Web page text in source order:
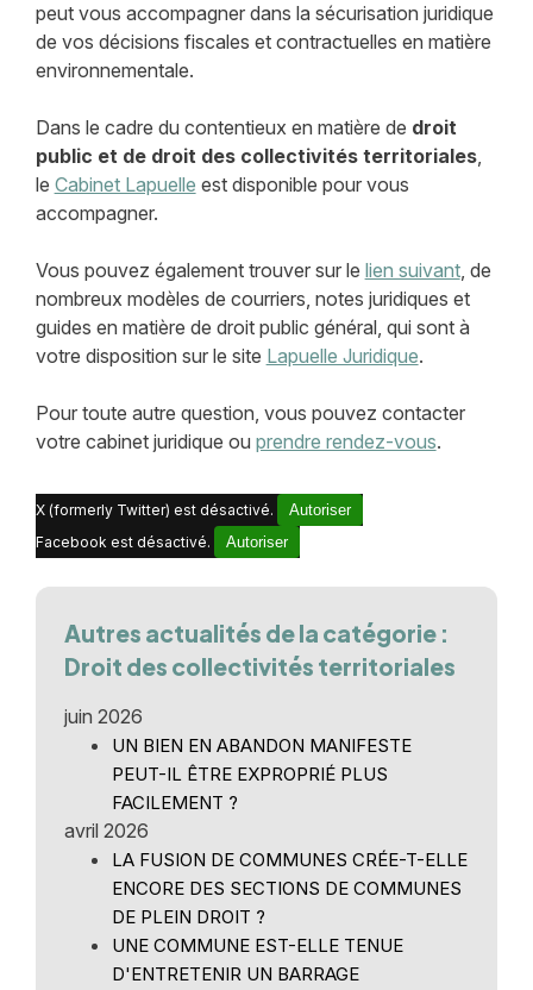
peut vous accompagner dans la sécurisation juridique
de vos décisions fiscales et contractuelles en matière
environnementale.
Dans le cadre du contentieux en matière de droit
public et de droit des collectivités territoriales,
le Cabinet Lapuelle est disponible pour vous
accompagner.
Vous pouvez également trouver sur le lien suivant, de
nombreux modèles de courriers, notes juridiques et
guides en matière de droit public général, qui sont à
votre disposition sur le site Lapuelle Juridique.
Pour toute autre question, vous pouvez contacter
votre cabinet juridique ou prendre rendez-vous.
X (formerly Twitter) est désactivé.
Autoriser
Facebook est désactivé.
Autoriser
Autres actualités de la catégorie :
Droit des collectivités territoriales
juin 2026
UN BIEN EN ABANDON MANIFESTE
PEUT-IL ÊTRE EXPROPRIÉ PLUS
FACILEMENT ?
avril 2026
LA FUSION DE COMMUNES CRÉE-T-ELLE
ENCORE DES SECTIONS DE COMMUNES
DE PLEIN DROIT ?
UNE COMMUNE EST-ELLE TENUE
D'ENTRETENIR UN BARRAGE